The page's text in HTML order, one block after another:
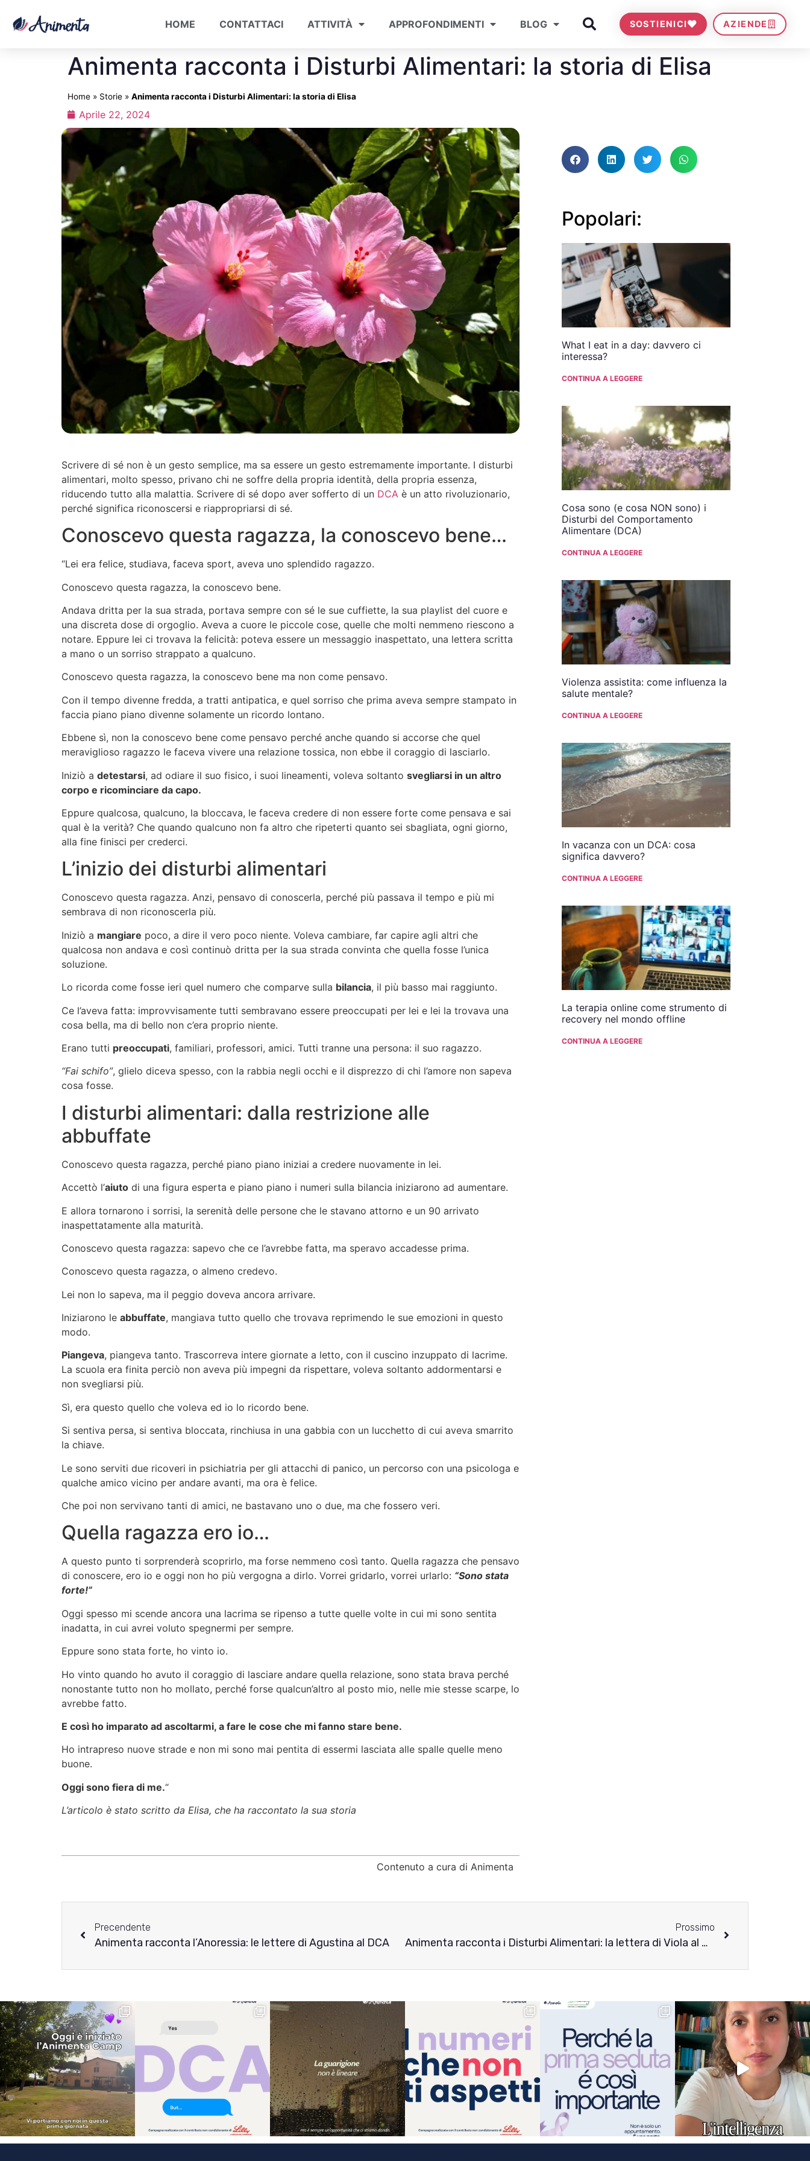
HOME CONTATTACI ATTIVITÀ APPROFONDIMENTI BLOG SOSTIENICI AZIENDE
Animenta racconta i Disturbi Alimentari: la storia di Elisa
Home » Storie » Animenta racconta i Disturbi Alimentari: la storia di Elisa
Aprile 22, 2024
Scrivere di sé non è un gesto semplice, ma sa essere un gesto estremamente importante. I disturbi
alimentari, molto spesso, privano chi ne soffre della propria identità, della propria essenza,
riducendo tutto alla malattia. Scrivere di sé dopo aver sofferto di un DCA è un atto rivoluzionario,
perché significa riconoscersi e riappropriarsi di sé.
Conoscevo questa ragazza, la conoscevo bene…
“Lei era felice, studiava, faceva sport, aveva uno splendido ragazzo.
Conoscevo questa ragazza, la conoscevo bene.
Andava dritta per la sua strada, portava sempre con sé le sue cuffiette, la sua playlist del cuore e
una discreta dose di orgoglio. Aveva a cuore le piccole cose, quelle che molti nemmeno riescono a
notare. Eppure lei ci trovava la felicità: poteva essere un messaggio inaspettato, una lettera scritta
a mano o un sorriso strappato a qualcuno.
Conoscevo questa ragazza, la conoscevo bene ma non come pensavo.
Con il tempo divenne fredda, a tratti antipatica, e quel sorriso che prima aveva sempre stampato in
faccia piano piano divenne solamente un ricordo lontano.
Ebbene sì, non la conoscevo bene come pensavo perché anche quando si accorse che quel
meraviglioso ragazzo le faceva vivere una relazione tossica, non ebbe il coraggio di lasciarlo.
Iniziò a detestarsi, ad odiare il suo fisico, i suoi lineamenti, voleva soltanto svegliarsi in un altro
corpo e ricominciare da capo.
Eppure qualcosa, qualcuno, la bloccava, le faceva credere di non essere forte come pensava e sai
qual è la verità? Che quando qualcuno non fa altro che ripeterti quanto sei sbagliata, ogni giorno,
alla fine finisci per crederci.
L’inizio dei disturbi alimentari
Conoscevo questa ragazza. Anzi, pensavo di conoscerla, perché più passava il tempo e più mi
sembrava di non riconoscerla più.
Iniziò a mangiare poco, a dire il vero poco niente. Voleva cambiare, far capire agli altri che
qualcosa non andava e così continuò dritta per la sua strada convinta che quella fosse l’unica
soluzione.
Lo ricorda come fosse ieri quel numero che comparve sulla bilancia, il più basso mai raggiunto.
Ce l’aveva fatta: improvvisamente tutti sembravano essere preoccupati per lei e lei la trovava una
cosa bella, ma di bello non c’era proprio niente.
Erano tutti preoccupati, familiari, professori, amici. Tutti tranne una persona: il suo ragazzo.
“Fai schifo”, glielo diceva spesso, con la rabbia negli occhi e il disprezzo di chi l’amore non sapeva
cosa fosse.
I disturbi alimentari: dalla restrizione alle
abbuffate
Conoscevo questa ragazza, perché piano piano iniziai a credere nuovamente in lei.
Accettò l’aiuto di una figura esperta e piano piano i numeri sulla bilancia iniziarono ad aumentare.
E allora tornarono i sorrisi, la serenità delle persone che le stavano attorno e un 90 arrivato
inaspettatamente alla maturità.
Conoscevo questa ragazza: sapevo che ce l’avrebbe fatta, ma speravo accadesse prima.
Conoscevo questa ragazza, o almeno credevo.
Lei non lo sapeva, ma il peggio doveva ancora arrivare.
Iniziarono le abbuffate, mangiava tutto quello che trovava reprimendo le sue emozioni in questo
modo.
Piangeva, piangeva tanto. Trascorreva intere giornate a letto, con il cuscino inzuppato di lacrime.
La scuola era finita perciò non aveva più impegni da rispettare, voleva soltanto addormentarsi e
non svegliarsi più.
Sì, era questo quello che voleva ed io lo ricordo bene.
Si sentiva persa, si sentiva bloccata, rinchiusa in una gabbia con un lucchetto di cui aveva smarrito
la chiave.
Le sono serviti due ricoveri in psichiatria per gli attacchi di panico, un percorso con una psicologa e
qualche amico vicino per andare avanti, ma ora è felice.
Che poi non servivano tanti di amici, ne bastavano uno o due, ma che fossero veri.
Quella ragazza ero io…
A questo punto ti sorprenderà scoprirlo, ma forse nemmeno così tanto. Quella ragazza che pensavo
di conoscere, ero io e oggi non ho più vergogna a dirlo. Vorrei gridarlo, vorrei urlarlo: “Sono stata
forte!”
Oggi spesso mi scende ancora una lacrima se ripenso a tutte quelle volte in cui mi sono sentita
inadatta, in cui avrei voluto spegnermi per sempre.
Eppure sono stata forte, ho vinto io.
Ho vinto quando ho avuto il coraggio di lasciare andare quella relazione, sono stata brava perché
nonostante tutto non ho mollato, perché forse qualcun’altro al posto mio, nelle mie stesse scarpe, lo
avrebbe fatto.
E così ho imparato ad ascoltarmi, a fare le cose che mi fanno stare bene.
Ho intrapreso nuove strade e non mi sono mai pentita di essermi lasciata alle spalle quelle meno
buone.
Oggi sono fiera di me.“
L’articolo è stato scritto da Elisa, che ha raccontato la sua storia
Contenuto a cura di Animenta
Popolari:
What I eat in a day: davvero ci
interessa?
CONTINUA A LEGGERE
Cosa sono (e cosa NON sono) i
Disturbi del Comportamento
Alimentare (DCA)
CONTINUA A LEGGERE
Violenza assistita: come influenza la
salute mentale?
CONTINUA A LEGGERE
In vacanza con un DCA: cosa
significa davvero?
CONTINUA A LEGGERE
La terapia online come strumento di
recovery nel mondo offline
CONTINUA A LEGGERE
Precendente
Animenta racconta l’Anoressia: le lettere di Agustina al DCA
Prossimo
Animenta racconta i Disturbi Alimentari: la lettera di Viola al DCA